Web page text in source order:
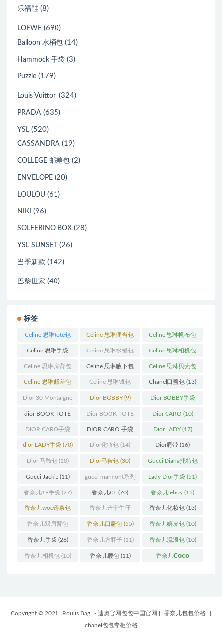
乐福鞋 (8)
LOEWE (690)
Balloon 水桶包 (14)
Hammock 手袋 (3)
Puzzle (179)
Louis Vuitton (324)
PRADA (635)
YSL (520)
CASSANDRA (19)
COLLEGE 邮差包 (2)
ENVELOPE (20)
LOULOU (61)
NIKI (96)
SOLFERINO BOX (28)
YSL SUNSET (26)
当季新款 (142)
巴黎世家 (40)
标签
Celine 思琳tote包
(23)
Celine 思琳便当包
(14)
Celine 思琳帆布包
(18)
Celine 思琳手袋
(250)
Celine 思琳水桶包
(55)
Celine 思琳相机包
(11)
Celine 思琳肩背包
(12)
Celine 思琳腋下包
(10)
Celine 思琳贝壳包
(12)
Celine 思琳邮差包
(13)
Celine 思琳钱包
(10)
Chanel口盖包 (13)
Dior 30 Montaigne
蒙田(31)
Dior BOBBY(9) Dior BOBBY手袋
(26)
dior BOOK TOTE
(12)
Dior BOOK TOTE
手袋(163)
Dior CARO (10)
DIOR CARO手袋
(11)
DIOR CARO 手袋
(31)
Dior LADY(17)
dior LADY手袋(70) Dior化妆包 (14) Dior肩带 (16)
Dior 马鞍包(10) Dior马鞍包 (30) Gucci Diana托特包
(11)
Gucci Jackie(11) gucci marmont系列
(19)
Lady Dior手袋 (51)
香奈儿19手袋 (27) 香奈儿CF (70) 香奈儿leboy (13)
香奈儿woc链条包
(11)
香奈儿丹宁牛仔
(12)
香奈儿化妆包(13)
香奈儿双肩背包
(13)
香奈儿口盖包(55) 香奈儿嬉皮包(10)
香奈儿手袋(26) 香奈儿方胖子(11) 香奈儿流浪包(10)
香奈儿相机包(10) 香奈儿腰包(11) 香奈儿𝗖𝗼𝗰𝗼
Copyright © 2021 Roulis Bag - 迪奥官网包包中国官网 香奈儿包包价格
chanel包包专柜价格